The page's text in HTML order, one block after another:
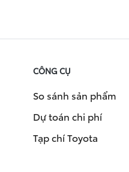
CÔNG CỤ
So sánh sản phẩm
Dự toán chi phí
Tạp chí Toyota